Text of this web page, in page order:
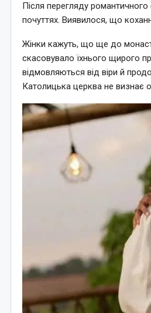
Після перегляду романтичного
почуттях. Виявилося, що
Жінки кажуть, що ще до
скасовувало їхнього щирого
відмовляються від віри й
Католицька церква не визнає